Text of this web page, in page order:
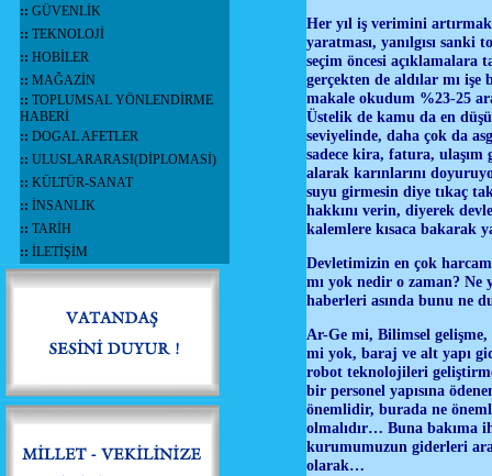
:: GÜVENLİK
:: TEKNOLOJİ
:: HOBİLER
:: MAĞAZİN
:: TOPLUMSAL YÖNLENDİRME
HABERİ
:: DOGAL AFETLER
:: ULUSLARARASI(DİPLOMASİ)
:: KÜLTÜR-SANAT
:: İNSANLIK
:: TARİH
:: İLETİŞİM
Her yıl iş verimini
yaratması, yanılgısı
seçim öncesi açıklamalara
gerçekten de aldılar mı
makale okudum %23-25
Üstelik de kamu da en
seviyelinde, daha çok da
sadece kira, fatura,
alarak karınlarını
suyu girmesin diye tıkaç
hakkını verin, diyerek
kalemlere kısaca bakarak
Devletimizin en çok
mı yok nedir o zaman?
haberleri asında bunu ne
Ar-Ge mi, Bilimsel
mi yok, baraj ve alt yapı
robot teknolojileri
bir personel yapısına
önemlidir, burada ne
olmalıdır… Buna bakıma
kurumumuzun giderleri
olarak…